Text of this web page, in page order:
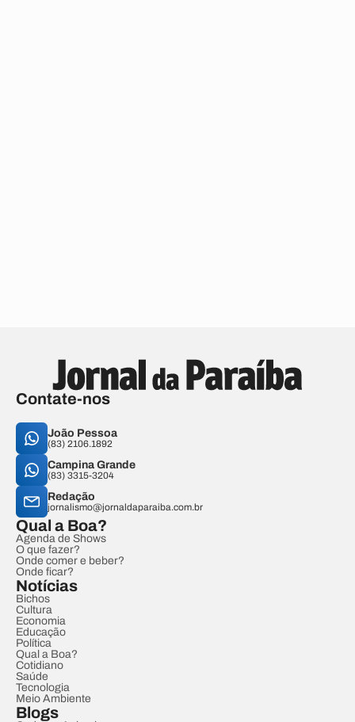
Contate-nos
João Pessoa
(83) 2106.1892
Campina Grande
(83) 3315-3204
Redação
jornalismo@jornaldaparaiba.com.br
Qual a Boa?
Agenda de Shows
O que fazer?
Onde comer e beber?
Onde ficar?
Notícias
Bichos
Cultura
Economia
Educação
Política
Qual a Boa?
Cotidiano
Saúde
Tecnologia
Meio Ambiente
Blogs